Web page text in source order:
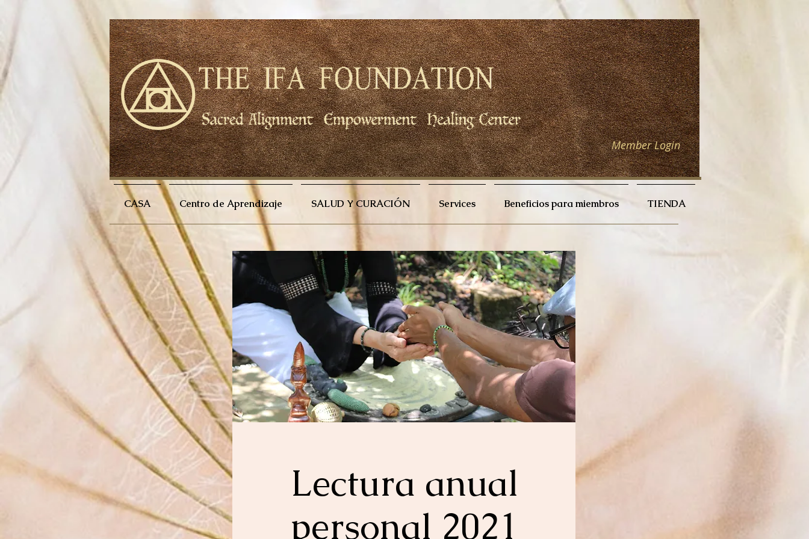
Member Login
CASA Centro de Aprendizaje SALUD Y CURACIÓN Services Beneficios para miembros TIENDA
Lectura anual
personal 2021